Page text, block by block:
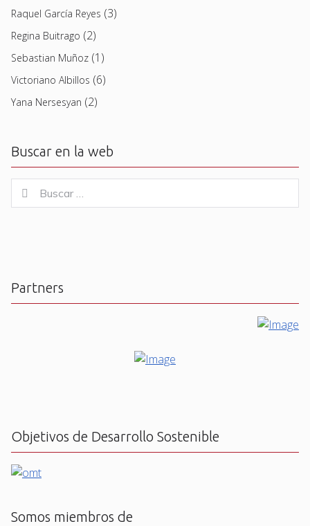
Raquel García Reyes (3)
Regina Buitrago (2)
Sebastian Muñoz (1)
Victoriano Albillos (6)
Yana Nersesyan (2)
Buscar en la web
for:
Buscar
Partners
Objetivos de Desarrollo Sostenible
Somos miembros de